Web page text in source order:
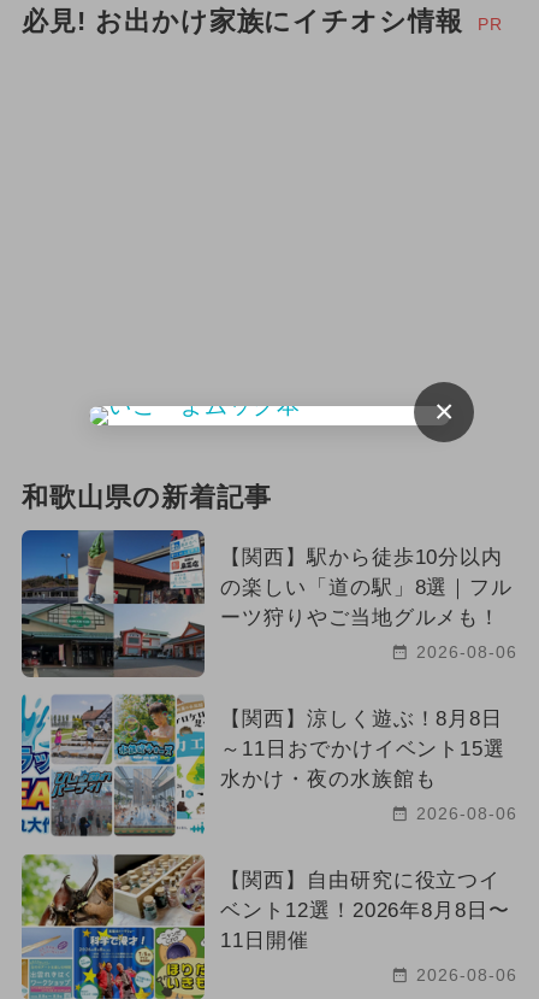
2025年3月のイベント
2026年5月のイベント
2024年5月のイベント
2026年6月のイベント
2024年8月のイベント
2025年6月のイベント
2024年4月のイベント
2024年1月のイベント
クリスマスマーケット クリスマス
絶景 2023年12月のイベント
ご当地グルメ・限定メニュー
必見! お出かけ家族にイチオシ情報 PR
和歌山県の新着記事
【関西】駅から徒歩10分以内
の楽しい「道の駅」8選｜フル
ーツ狩りやご当地グルメも！
2026-08-06
【関西】涼しく遊ぶ！8月8日
～11日おでかけイベント15選
水かけ・夜の水族館も
2026-08-06
【関西】自由研究に役立つイ
ベント12選！2026年8月8日〜
11日開催
2026-08-06
×